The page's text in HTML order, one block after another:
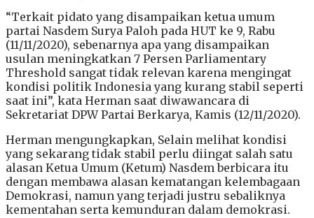
“Terkait pidato yang disampaikan ketua umum
partai Nasdem Surya Paloh pada HUT ke 9, Rabu
(11/11/2020), sebenarnya apa yang disampaikan
usulan meningkatkan 7 Persen Parliamentary
Threshold sangat tidak relevan karena mengingat
kondisi politik Indonesia yang kurang stabil seperti
saat ini”, kata Herman saat diwawancara di
Sekretariat DPW Partai Berkarya, Kamis (12/11/2020).
Herman mengungkapkan, Selain melihat kondisi
yang sekarang tidak stabil perlu diingat salah satu
alasan Ketua Umum (Ketum) Nasdem berbicara itu
dengan membawa alasan kematangan kelembagaan
Demokrasi, namun yang terjadi justru sebaliknya
kementahan serta kemunduran dalam demokrasi.